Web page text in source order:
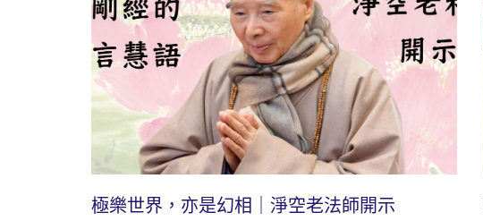
極樂世界，亦是幻相｜淨空老法師開示